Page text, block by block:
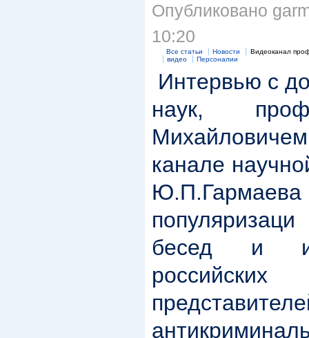
Опубликовано
10:20
Все статьи Новости
Видеоканал
видео
Персоналии
Интервью с
наук,
канале
бесед и